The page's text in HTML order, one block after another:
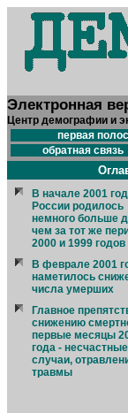
Электронная
Центр демографии и
первая
обратная связь
В начале 2001
России родилось
немного больше
чем за тот же
2000 и 1999 годов
В феврале 2001
наметилось
числа умерших
Главное
снижению
первые месяцы
года - несчастные
случаи,
травмы